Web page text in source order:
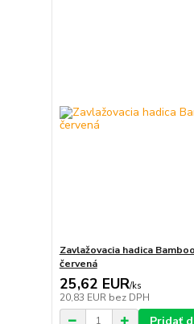
Zavlažovacia hadica
červená
25,62 EUR/ks
20,83 EUR bez DPH
Pridať